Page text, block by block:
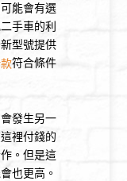
能會有選
手車的利
型號提供
符合條件
發生另一
裡付錢的
。但是這
也更高。